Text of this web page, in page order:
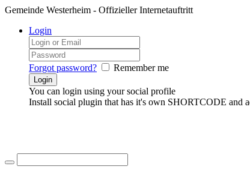
Gemeinde Westerheim - Offizieller Internetauftritt
Login
Forgot password? Remember me
You can login using your social profile
Install social plugin that has it's own SHORTCODE and